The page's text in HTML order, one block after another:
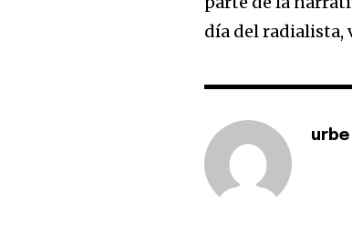
día del radialista,
urbe